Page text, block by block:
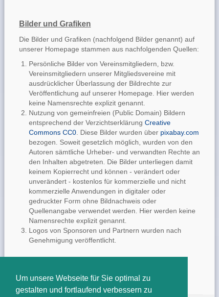
Um unsere Webseite für Sie optimal zu
gestalten und fortlaufend verbessern zu
Bilder und Grafiken
Die Bilder und Grafiken (nachfolgend Bilder genannt) auf
unserer Homepage stammen aus nachfolgenden Quellen:
Persönliche Bilder von Vereinsmitgliedern, bzw.
Vereinsmitgliedern unserer Mitgliedsvereine mit
ausdrücklicher Überlassung der Bildrechte zur
Veröffentlichung auf unserer Homepage. Hier werden
keine Namensrechte explizit genannt.
Nutzung von gemeinfreien (Public Domain) Bildern
entsprechend der Verzichtserklärung Creative
Commons CC0. Diese Bilder wurden über pixabay.com
bezogen. Soweit gesetzlich möglich, wurden von den
Autoren sämtliche Urheber- und verwandten Rechte an
den Inhalten abgetreten. Die Bilder unterliegen damit
keinem Kopierrecht und können - verändert oder
unverändert - kostenlos für kommerzielle und nicht
kommerzielle Anwendungen in digitaler oder
gedruckter Form ohne Bildnachweis oder
Quellenangabe verwendet werden. Hier werden keine
Namensrechte explizit genannt.
Logos von Sponsoren und Partnern wurden nach
Genehmigung veröffentlicht.